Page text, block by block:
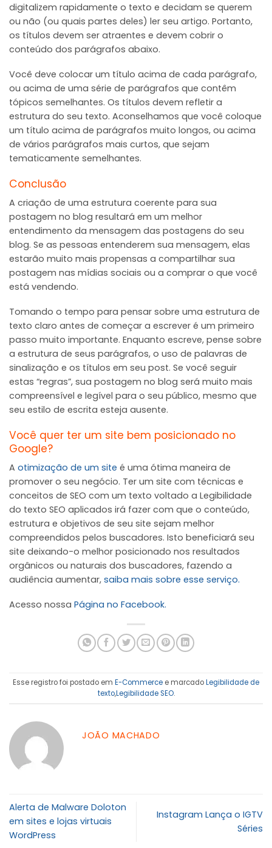
digitalizem rapidamente o texto e decidam se querem
ou não (ou quais partes deles) ler seu artigo. Portanto,
os títulos devem ser atraentes e devem cobrir o
conteúdo dos parágrafos abaixo.
Você deve colocar um título acima de cada parágrafo,
ou acima de uma série de parágrafos que contêm
tópicos semelhantes. Os títulos devem refletir a
estrutura do seu texto. Aconselhamos que você coloque
um título acima de parágrafos muito longos, ou acima
de vários parágrafos mais curtos, que sejam
tematicamente semelhantes.
Conclusão
A criação de uma estrutura coerente para sua
postagem no blog resultará em um melhor
entendimento da mensagem das postagens do seu
blog. Se as pessoas entenderem sua mensagem, elas
estarão muito mais propensas a compartilhar sua
postagem nas mídias sociais ou a comprar o que você
está vendendo.
Tomando o tempo para pensar sobre uma estrutura de
texto claro antes de começar a escrever é um primeiro
passo muito importante. Enquanto escreve, pense sobre
a estrutura de seus parágrafos, o uso de palavras de
sinalização e os títulos em seu post. Se você seguir
estas “regras”, sua postagem no blog será muito mais
compreensível e legível para o seu público, mesmo que
seu estilo de escrita esteja ausente.
Você quer ter um site bem posicionado no
Google?
A otimização de um site é uma ótima maneira de
promover o seu negócio. Ter um site com técnicas e
conceitos de SEO com um texto voltado a Legibilidade
do texto SEO aplicados irá fazer com que o conteúdo,
estrutura e objetivos de seu site sejam melhor
compreendidos pelos buscadores. Isto beneficiará seu
site deixando-o melhor posicionado nos resultados
orgânicos ou naturais dos buscadores, fazendo a
audiência aumentar, saiba mais sobre esse serviço.
Acesso nossa Página no Facebook.
Esse registro foi postado em E-Commerce e marcadoLegibilidade de
texto,Legibilidade SEO.
JOÃO MACHADO
Alerta de Malware Doloton
em sites e lojas virtuais
WordPress
Instagram Lança o IGTV
Séries